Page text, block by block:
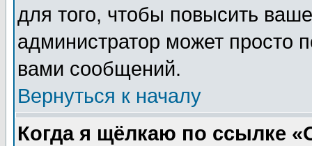
для того, чтобы повысить
администратор может просто
вами сообщений.
Вернуться к началу
Когда я щёлкаю по ссылке